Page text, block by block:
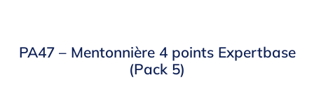
PA47 – Mentonnière 4 points Expertbase
(Pack 5)